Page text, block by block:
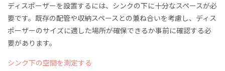
ディスポーザーを設置するには、シンクの下に十分なスペースが必
要です。既存の配管や収納スペースとの兼ね合いを考慮し、ディス
ポーザーのサイズに適した場所が確保できるか事前に確認する必
要があります。
シンク下の空間を測定する